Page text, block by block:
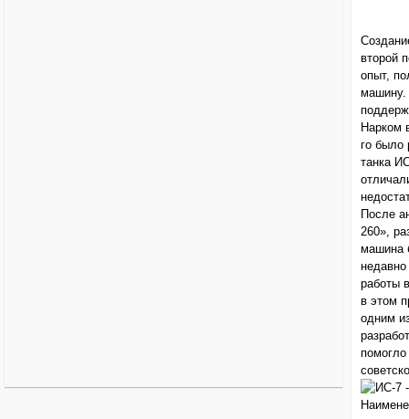
второй
опыт,
машину.
Нарком
го было
танка
После
260»,
машина
работы
в этом
одним